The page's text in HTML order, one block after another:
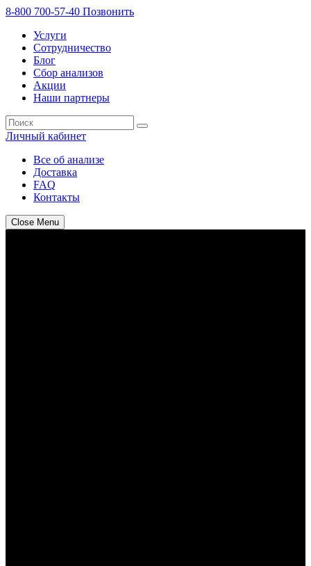
8-800 700-57-40 Позвонить
Услуги
Сотрудничество
Блог
Сбор анализов
Акции
Наши партнеры
Личный кабинет
Все об анализе
Доставка
FAQ
Контакты
Close Menu